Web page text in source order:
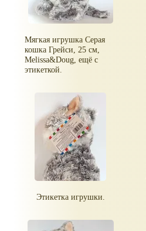
Мягкая игрушка Серая
кошка Грейси, 25 см,
Melissa&Doug, ещё с
этикеткой.
Этикетка игрушки.